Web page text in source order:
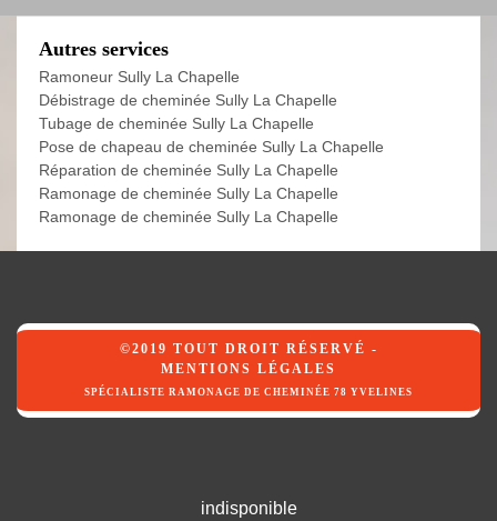
Autres services
Ramoneur Sully La Chapelle
Débistrage de cheminée Sully La Chapelle
Tubage de cheminée Sully La Chapelle
Pose de chapeau de cheminée Sully La Chapelle
Réparation de cheminée Sully La Chapelle
Ramonage de cheminée Sully La Chapelle
Ramonage de cheminée Sully La Chapelle
©2019 TOUT DROIT RÉSERVÉ -
MENTIONS LÉGALES
SPÉCIALISTE RAMONAGE DE CHEMINÉE 78 YVELINES
indisponible